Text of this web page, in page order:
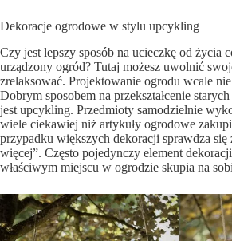
Dekoracje ogrodowe w stylu upcykling
Czy jest lepszy sposób na ucieczkę od życia
urządzony ogród? Tutaj możesz uwolnić
zrelaksować. Projektowanie ogrodu wcale
Dobrym sposobem na przekształcenie
jest upcykling. Przedmioty samodzielnie
wiele ciekawiej niż artykuły ogrodowe
przypadku większych dekoracji sprawdza się
więcej”. Często pojedynczy element
właściwym miejscu w ogrodzie skupia na